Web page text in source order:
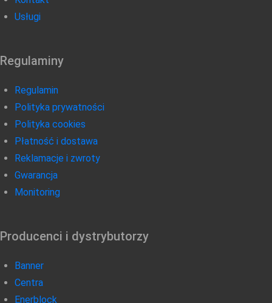
Usługi
Regulaminy
Regulamin
Polityka prywatności
Polityka cookies
Płatność i dostawa
Reklamacje i zwroty
Gwarancja
Monitoring
Producenci i dystrybutorzy
Banner
Centra
Enerblock